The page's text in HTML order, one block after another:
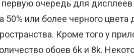
первую очередь для дисплеев
50% или более черного
Кроме того у
обоев 6k и 8k.